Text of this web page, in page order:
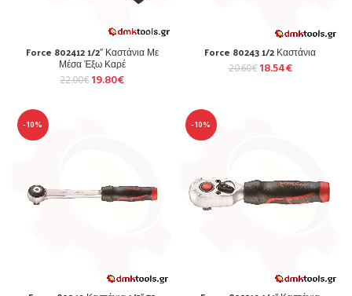
Force 802412 1/2″ Καστάνια Με
Μέσα Έξω Καρέ
22.00€ 19.80€
Force 80243 1/2 Καστάνια
20.60€ 18.54€
-10% -10%